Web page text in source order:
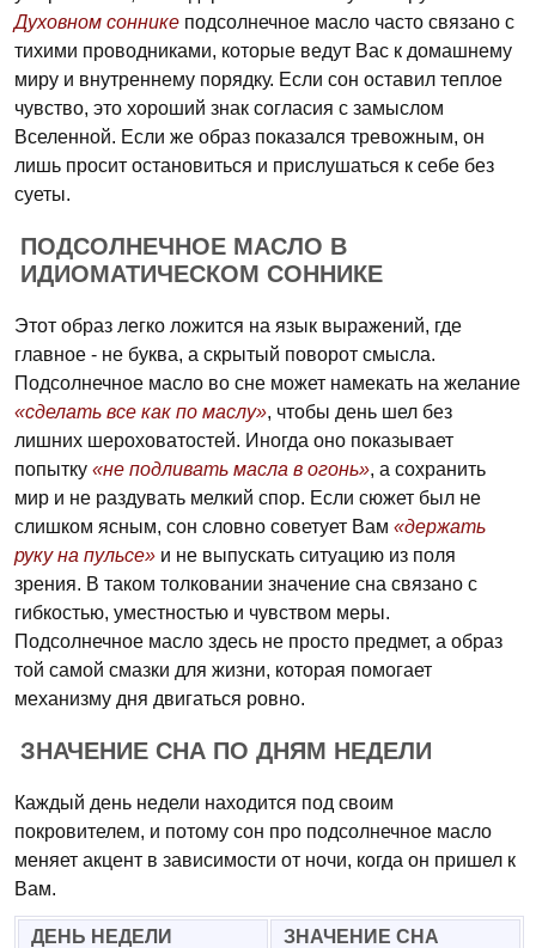
Духовном соннике подсолнечное масло часто связано с
тихими проводниками, которые ведут Вас к домашнему
миру и внутреннему порядку. Если сон оставил теплое
чувство, это хороший знак согласия с замыслом
Вселенной. Если же образ показался тревожным, он
лишь просит остановиться и прислушаться к себе без
суеты.
ПОДСОЛНЕЧНОЕ МАСЛО В
ИДИОМАТИЧЕСКОМ СОННИКЕ
Этот образ легко ложится на язык выражений, где
главное - не буква, а скрытый поворот смысла.
Подсолнечное масло во сне может намекать на желание
«сделать все как по маслу», чтобы день шел без
лишних шероховатостей. Иногда оно показывает
попытку «не подливать масла в огонь», а сохранить
мир и не раздувать мелкий спор. Если сюжет был не
слишком ясным, сон словно советует Вам «держать
руку на пульсе» и не выпускать ситуацию из поля
зрения. В таком толковании значение сна связано с
гибкостью, уместностью и чувством меры.
Подсолнечное масло здесь не просто предмет, а образ
той самой смазки для жизни, которая помогает
механизму дня двигаться ровно.
ЗНАЧЕНИЕ СНА ПО ДНЯМ НЕДЕЛИ
Каждый день недели находится под своим
покровителем, и потому сон про подсолнечное масло
меняет акцент в зависимости от ночи, когда он пришел к
Вам.
ДЕНЬ НЕДЕЛИ ЗНАЧЕНИЕ СНА